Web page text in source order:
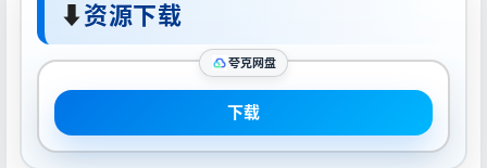
⬇资源下载
夸克网盘
下载